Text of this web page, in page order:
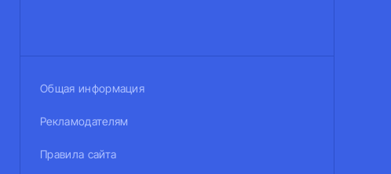
Общая информация
Рекламодателям
Правила сайта